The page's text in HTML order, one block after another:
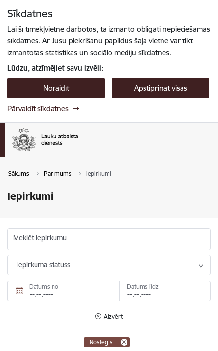
Sīkdatnes
Lai šī tīmekļvietne darbotos, tā izmanto obligāti nepieciešamās
sīkdatnes. Ar Jūsu piekrišanu papildus šajā vietnē var tikt
izmantotas statistikas un sociālo mediju sīkdatnes.
Lūdzu, atzīmējiet savu izvēli:
Noraidīt Apstiprināt visas
Pārvaldīt sīkdatnes
Sākums Par mums Iepirkumi
Iepirkumi
Meklēt iepirkumu
Iepirkuma statuss
Datums no Datums līdz
Aizvērt
Noslēgts